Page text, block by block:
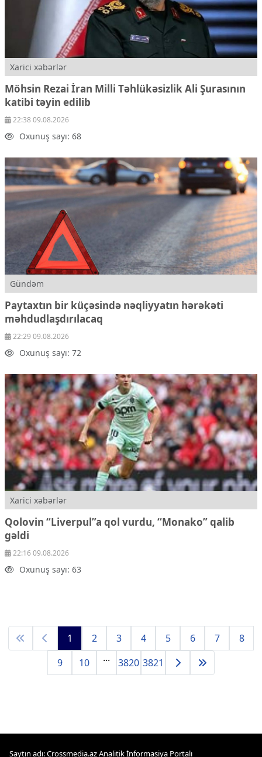
Xarici xəbərlər
Möhsin Rezai İran Milli Təhlükəsizlik Ali Şurasının
katibi təyin edilib
22:38 09.08.2026
Oxunuş sayı: 68
Gündəm
Paytaxtın bir küçəsində nəqliyyatın hərəkəti
məhdudlaşdırılacaq
22:29 09.08.2026
Oxunuş sayı: 72
Xarici xəbərlər
Qolovin “Liverpul”a qol vurdu, “Monako” qalib
gəldi
22:16 09.08.2026
Oxunuş sayı: 63
1 2 3 4 5 6 7
8
9
10 ... 3820 3821
Saytın adı: Crossmedia.az Analitik İnformasiya Portalı